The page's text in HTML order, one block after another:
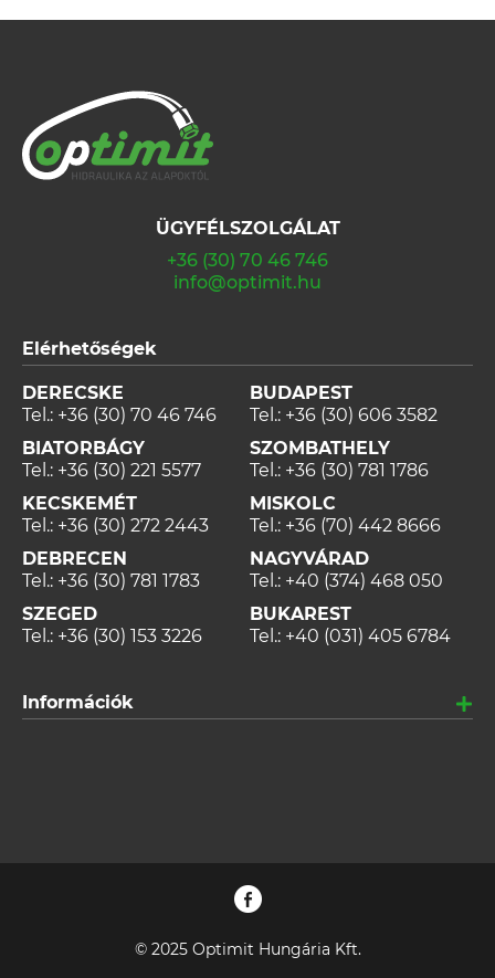
ÜGYFÉLSZOLGÁLAT
+36 (30) 70 46 746
info@optimit.hu
Elérhetőségek
DERECSKE
Tel.: +36 (30) 70 46 746
BIATORBÁGY
Tel.: +36 (30) 221 5577
KECSKEMÉT
Tel.: +36 (30) 272 2443
DEBRECEN
Tel.: +36 (30) 781 1783
SZEGED
Tel.: +36 (30) 153 3226
BUDAPEST
Tel.: +36 (30) 606 3582
SZOMBATHELY
Tel.: +36 (30) 781 1786
MISKOLC
Tel.: +36 (70) 442 8666
NAGYVÁRAD
Tel.: +40 (374) 468 050
BUKAREST
Tel.: +40 (031) 405 6784
Információk
© 2025 Optimit Hungária Kft.